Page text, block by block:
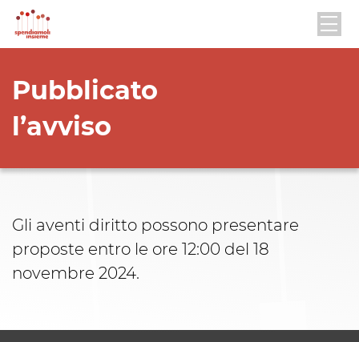
Pubblicato
l’avviso
Gli aventi diritto possono presentare
proposte entro le ore 12:00 del 18
novembre 2024.